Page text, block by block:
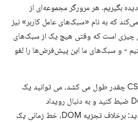
بگیریم. هر مرورگر مجموعه‌ای از
که به نام «سبک‌های عامل کاربر» نیز
چیزی است که وقتی هیچ یک از سبک‌های
- و سبک‌های ما این پیش‌فرض‌ها را لغو
برای اینکه بفهمید پردازش CSS چقدر طول می کشد، می توانید یک
جدول زمانی را در DevTools ضبط کنید و به دنبال رویداد
"Recalculate Style" بگردید: برخلاف تجزیه DOM، خط زمانی یک